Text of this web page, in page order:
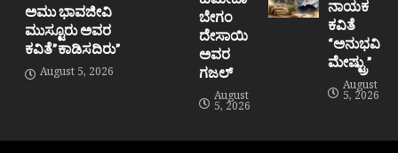
ಅಮು ಭಾವಜೀವಿ
ಮುಸ್ಟೂರು ಅವರ
ಕವಿತೆ”ಕಾಡಿಸದಿರು”
August 5, 2026
ಬೇಗಂ
ದೇಸಾಯಿ
ಅವರ
ಗಜಲ್
August
5, 2026
ನಾಯಕ
ಕವಿತೆ
“ಅನುಭವಿ
ಮೇಷ್ಟ್ರು”
August
5, 2026